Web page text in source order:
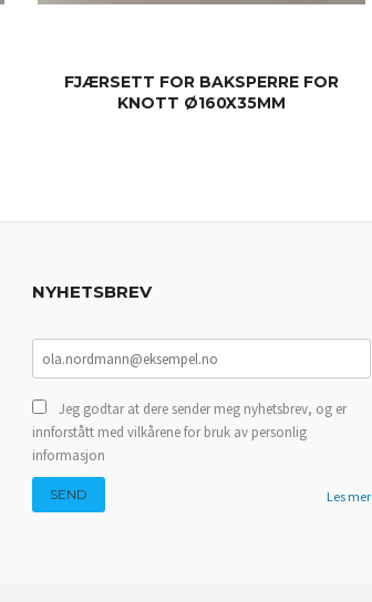
FJÆRSETT FOR BAKSPERRE FOR
KNOTT Ø160X35MM
NYHETSBREV
Jeg godtar at dere sender meg nyhetsbrev, og er
innforstått med vilkårene for bruk av personlig
informasjon
Les mer